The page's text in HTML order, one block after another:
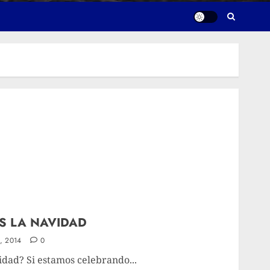
LA NAVIDAD
2014 0
Si estamos celebrando...